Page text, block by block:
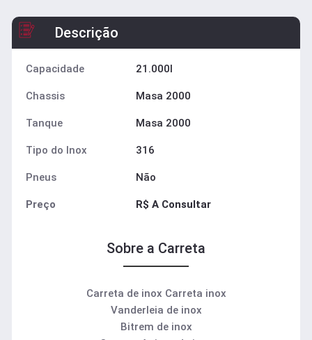
Descrição
Capacidade 21.000l
Chassis Masa 2000
Tanque Masa 2000
Tipo do Inox 316
Pneus Não
Preço R$ A Consultar
Sobre a Carreta
Carreta de inox Carreta inox
Vanderleia de inox
Bitrem de inox